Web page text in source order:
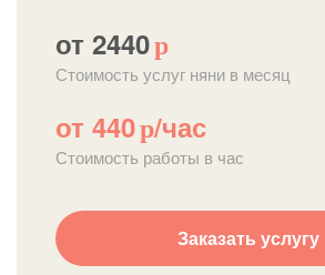
от 2440р
Стоимость услуг няни в месяц
от 440р/час
Стоимость работы в час
Заказать услугу